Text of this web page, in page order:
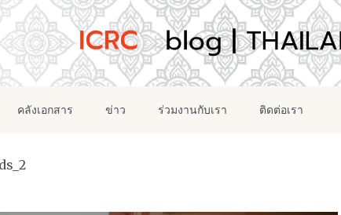
คลังเอกสาร ข่าว ร่วมงานกับเรา ติดต่อเรา